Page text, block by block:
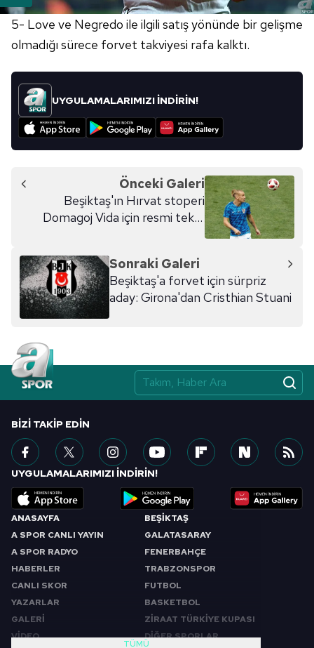
5- Love ve Negredo ile ilgili satış yönünde bir gelişme
olmadığı sürece forvet takviyesi rafa kalktı.
UYGULAMALARIMIZI İNDİRİN!
Önceki Galeri
Beşiktaş'ın Hırvat stoperi
Domagoj Vida için resmi teklif
Sonraki Galeri
Beşiktaş'a forvet için sürpriz
aday: Girona'dan Cristhian Stuani
ANASAYFA
A SPOR CANLI YAYIN
A SPOR RADYO
HABERLER
CANLI SKOR
YAZARLAR
GALERİ
VİDEO
BEŞİKTAŞ
GALATASARAY
FENERBAHÇE
TRABZONSPOR
FUTBOL
BASKETBOL
ZİRAAT TÜRKİYE KUPASI
DİĞER SPORLAR
TÜMÜ
BIZI TAKIP EDIN
UYGULAMALARIMIZI İNDİRİN!